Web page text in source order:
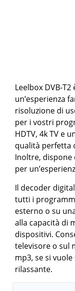
Leelbox DVB-
un’esperienza
risoluzione di
per i vostri
HDTV, 4k TV e
qualità perfetta
Inoltre, dispone
per
Il decoder
tutti i
esterno o su
alla capacità di
dispositivi.
televisore o sul
mp3, se si
rilassante.